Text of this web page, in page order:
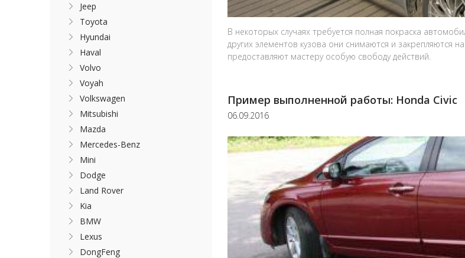
В некоторых случаях требуется полная покраска
других элементов кузова они снимаются и закрепляются
предоставляют мастеру особую свободу действий.
Пример выполненной работы: Honda Civic
06.09.2016
Jeep
Toyota
Hyundai
Haval
Volvo
Voyah
Volkswagen
Mitsubishi
Mazda
Mercedes-Benz
Mini
Dodge
Land Rover
Kia
BMW
Lexus
DongFeng